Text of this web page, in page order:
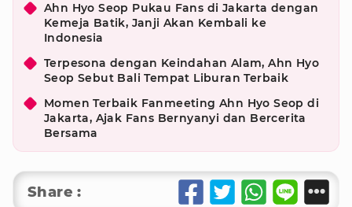
Ahn Hyo Seop Pukau Fans di Jakarta dengan
Kemeja Batik, Janji Akan Kembali ke
Indonesia
Terpesona dengan Keindahan Alam, Ahn Hyo
Seop Sebut Bali Tempat Liburan Terbaik
Momen Terbaik Fanmeeting Ahn Hyo Seop di
Jakarta, Ajak Fans Bernyanyi dan Bercerita
Bersama
Share :